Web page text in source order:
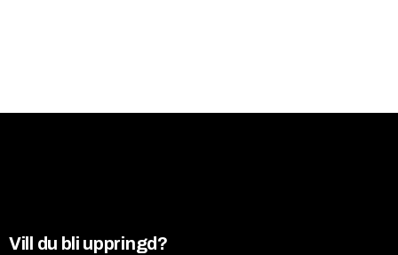
Vill du bli uppringd?